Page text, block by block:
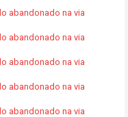
abandonado na via
abandonado na via
abandonado na via
abandonado na via
abandonado na via